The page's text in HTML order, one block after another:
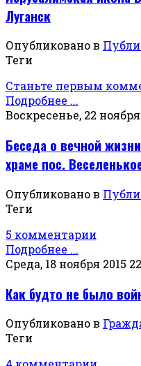
Луганск
Опубликовано в
Теги
Станьте первым
Подробнее ...
Воскресенье, 22 ноября
Беседа о вечной
храме пос.
Опубликовано в
Теги
5 комментарии
Подробнее ...
Среда, 18 ноября 2015
Как будто не было
Опубликовано в
Теги